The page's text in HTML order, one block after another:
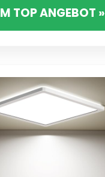
TOP ANGEBOT »